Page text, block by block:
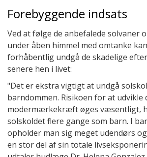
Forebyggende indsats
Ved at følge de anbefalede solvaner
under åben himmel med omtanke
forhåbentlig undgå de skadelige
senere hen i livet:
"Det er ekstra vigtigt at undgå
barndommen. Risikoen for at udvikle
modermærkekræft øges væsentligt,
solskoldet flere gange som barn. I
opholder man sig meget udendørs
en stor del af sin totale